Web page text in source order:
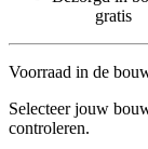
gratis
Voorraad in de
Selecteer jouw
controleren.